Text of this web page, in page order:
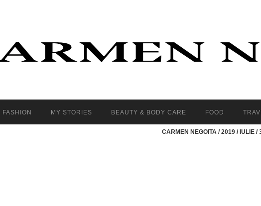
FASHION MY STORIES BEAUTY & BODY CARE FOOD
CARMEN NEGOITA /2019/IULIE/